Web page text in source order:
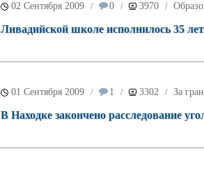
02 Сентября 2009 / 0 / 3970 /
Ливадийской школе исполнилось 35 лет
01 Сентября 2009 / 1 / 3302 / За
В Находке закончено расследование